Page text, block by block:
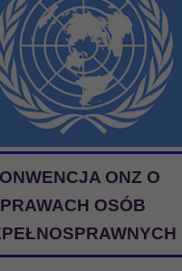
ONZ O
PRAWACH OSÓB